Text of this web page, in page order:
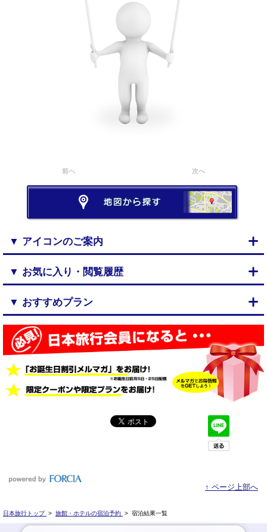
前へ 次へ
▼ アイコンのご案内
▼ お気に入り・閲覧履歴
▼ おすすめプラン
↑ ページ上部へ
日本旅行トップ > 旅館・ホテルの宿泊予約 > 宿泊結果一覧